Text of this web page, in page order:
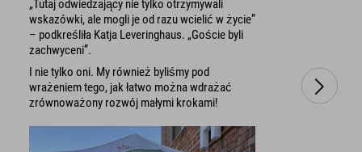
„Tutaj odwiedzający nie tylko otrzymywali
wskazówki, ale mogli je od razu wcielić w życie”
– podkreśliła Katja Leveringhaus. „Goście byli
zachwyceni”.
I nie tylko oni. My również byliśmy pod
wrażeniem tego, jak łatwo można wdrażać
zrównoważony rozwój małymi krokami!